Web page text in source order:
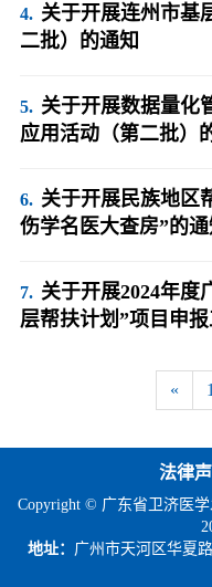
关于开展连州市基
二批）的通知
关于开展数据量化
应用活动（第二批）
关于开展民族地
伤学名医大查房”的通
关于开展2024年度
层帮扶计划”项目申
« 1
法律
Copyright © 广东省卫济医学
地址： 广州市天河区华夏